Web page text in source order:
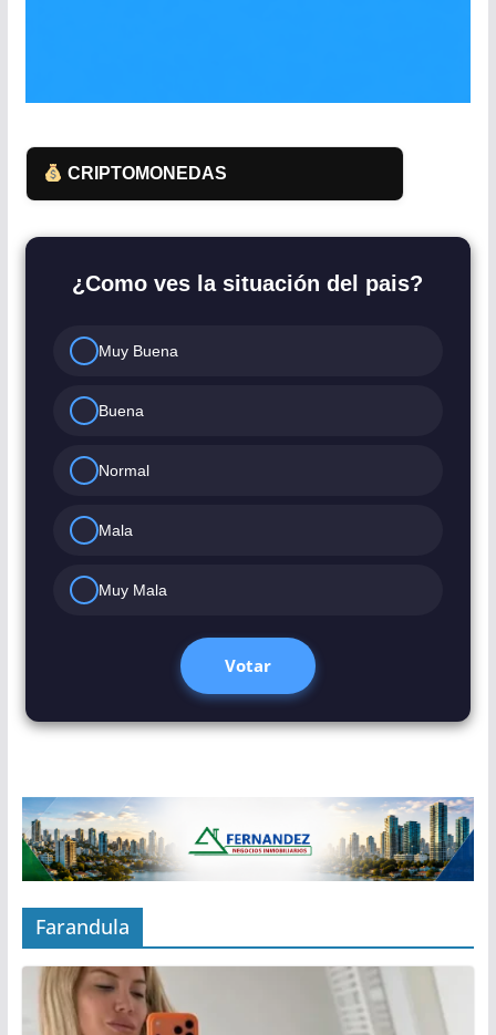
CRIPTOMONEDAS
¿Como ves la situación del pais?
Muy Buena
Buena
Normal
Mala
Muy Mala
Votar
Farandula